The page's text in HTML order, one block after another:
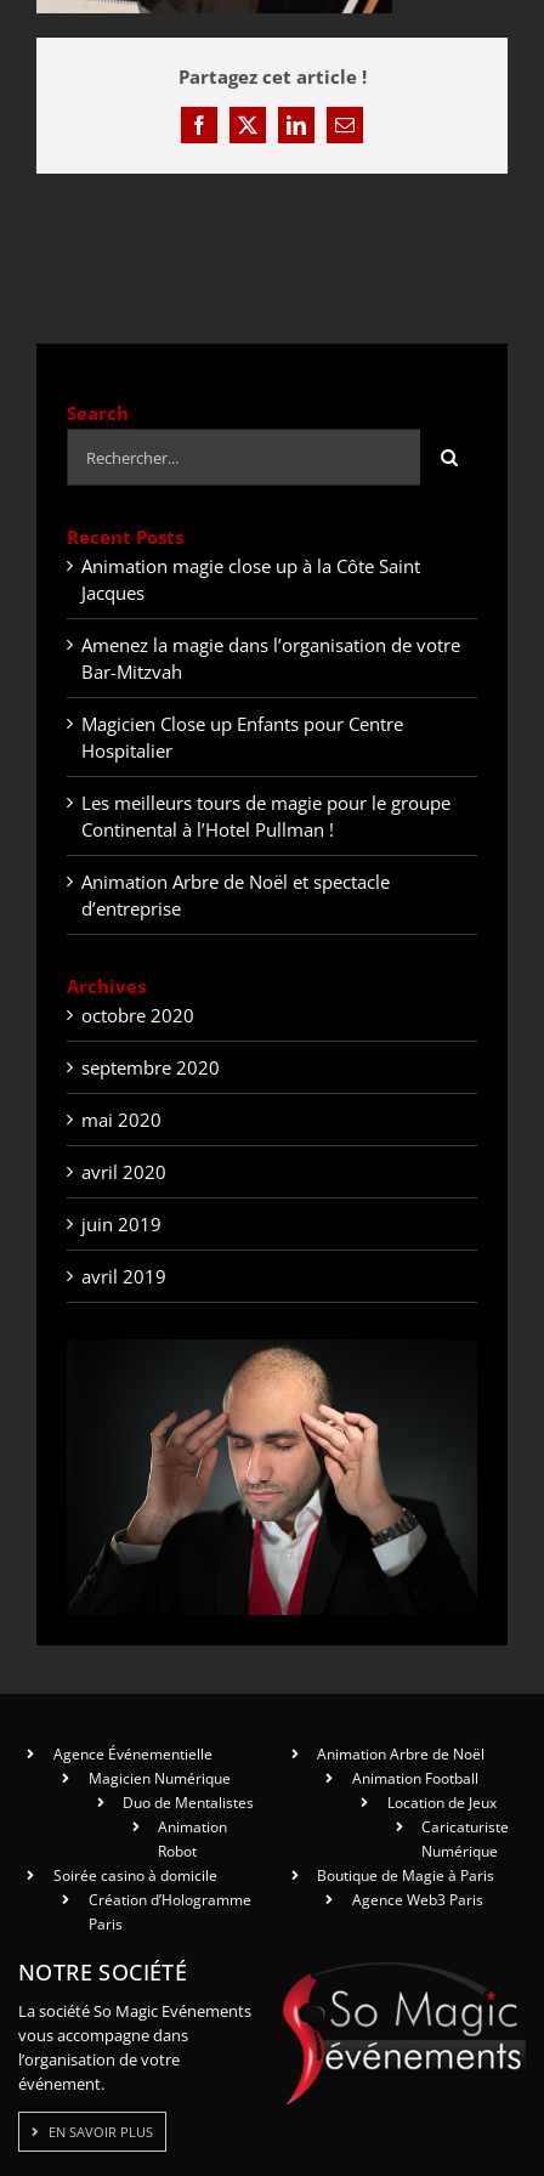
DEVIS / CONTACTPartagez cet article !
Facebook
X LinkedInEmail
Search
Recent Posts
Animation magie close up à la Côte Saint
Jacques
Amenez la magie dans l’organisation de votre
Bar-Mitzvah
Magicien Close up Enfants pour Centre
Hospitalier
Les meilleurs tours de magie pour le groupe
Continental à l’Hotel Pullman !
Animation Arbre de Noël et spectacle
d’entreprise
Archives
octobre 2020
septembre 2020
mai 2020
avril 2020
juin 2019
avril 2019
Agence Événementielle
Magicien Numérique
Duo de Mentalistes
Animation
Robot
Soirée casino à domicile
Création d’Hologramme
Paris
Animation Arbre de Noël
Animation Football
Location de Jeux
Caricaturiste
Numérique
Boutique de Magie à Paris
Agence Web3 Paris
NOTRE SOCIÉTÉ
La société So Magic Evénements
vous accompagne dans
l’organisation de votre
événement.
EN SAVOIR PLUS